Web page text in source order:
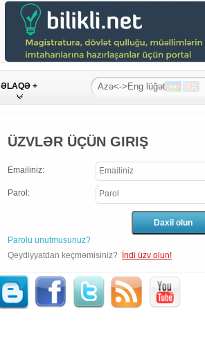
ƏLAQƏ +
ÜZVLƏR ÜÇÜN GIRIŞ
Emailiniz:
Parol:
Parolu unutmusunuz?
Qeydiyyatdan keçməmisiniz?
İndi üzv olun!